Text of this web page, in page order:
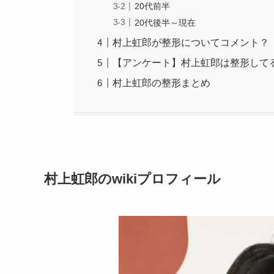
20代前半
20代後半～現在
村上虹郎が整形についてコメント？
【アンケート】村上虹郎は整形して
村上虹郎の整形まとめ
村上虹郎のwikiプロフィール